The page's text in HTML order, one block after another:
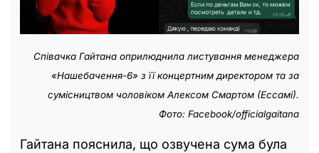
Співачка Гайтана оприлюднила листування менеджера
«Нашебачення-6» з її концертним директором та за
сумісництвом чоловіком Алексом Смартом (Ессамі).
Фото: Facebook/officialgaitana
Гайтана пояснила, що озвучена сума була